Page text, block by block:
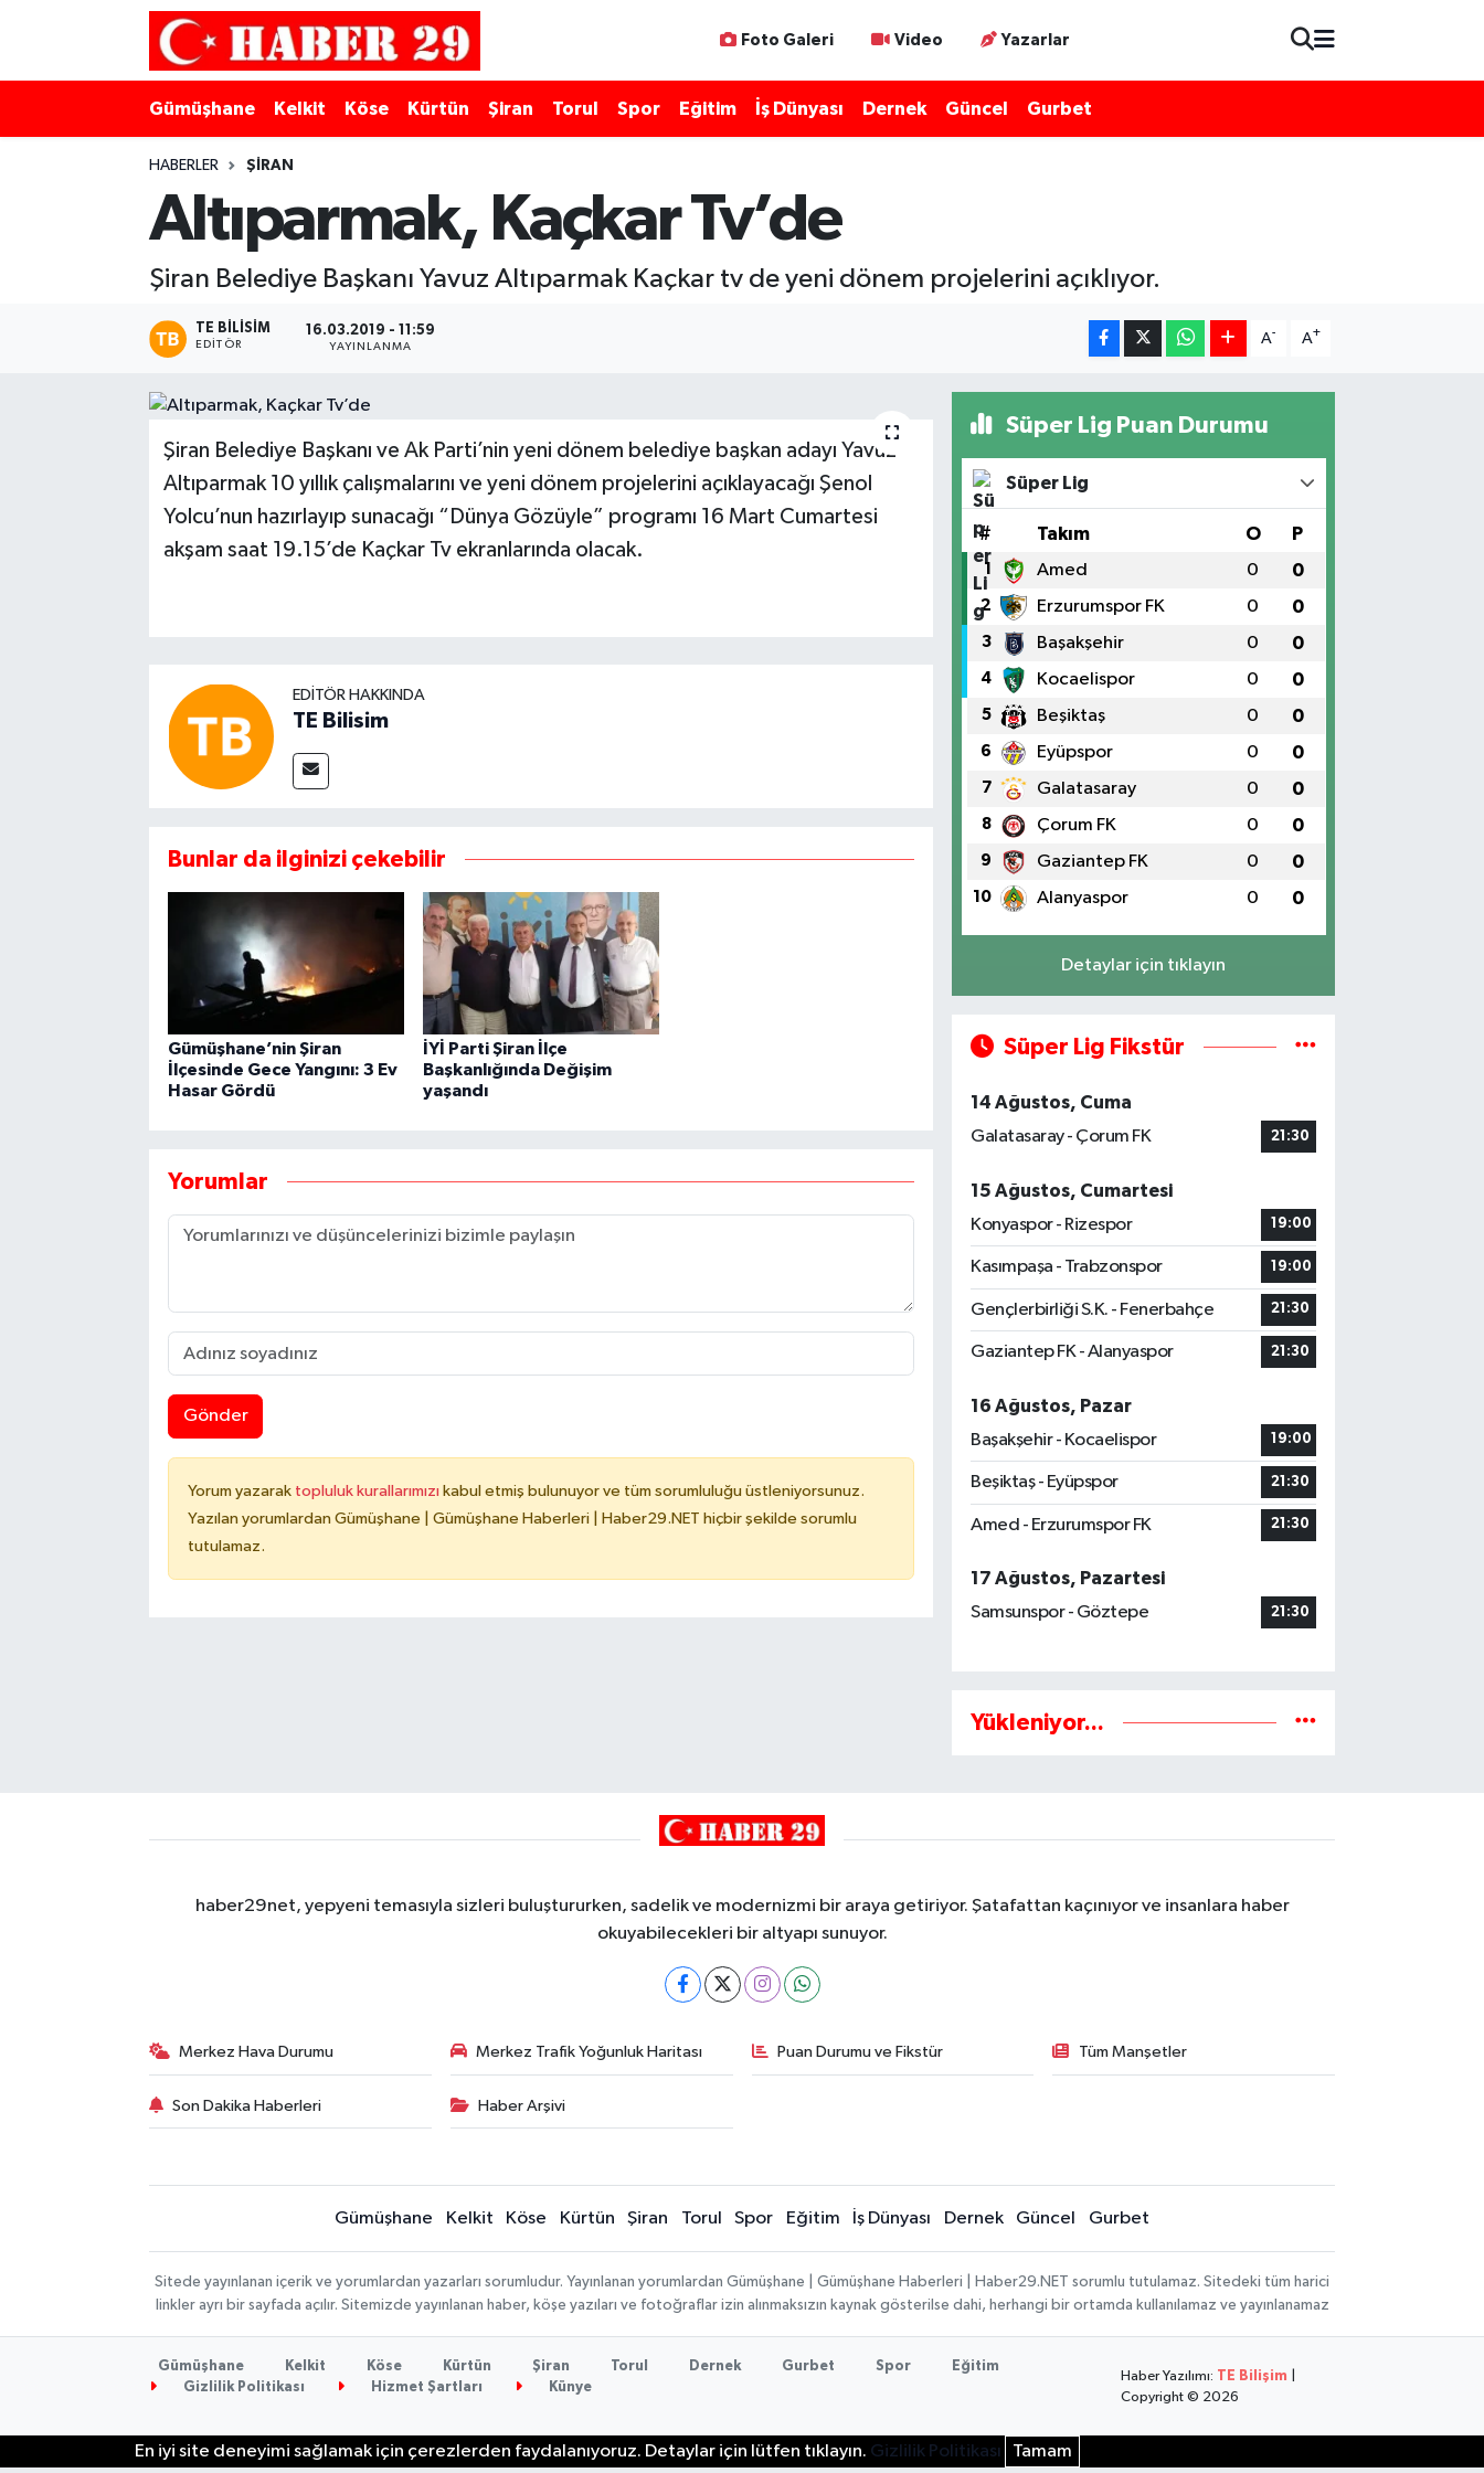
Foto Galeri Video Yazarlar
Gümüşhane Kelkit Köse Kürtün Şiran Torul Spor Eğitim İş Dünyası Dernek Güncel Gurbet
HABERLER ŞIRAN
Altıparmak, Kaçkar Tv’de
Şiran Belediye Başkanı Yavuz Altıparmak Kaçkar tv de yeni dönem projelerini açıklıyor.
TE BILISIM
EDITÖR
16.03.2019 - 11:59
YAYINLANMA
A- A+
Şiran Belediye Başkanı ve Ak Parti’nin yeni dönem belediye başkan adayı Yavuz
Altıparmak 10 yıllık çalışmalarını ve yeni dönem projelerini açıklayacağı Şenol
Yolcu’nun hazırlayıp sunacağı “Dünya Gözüyle” programı 16 Mart Cumartesi
akşam saat 19.15’de Kaçkar Tv ekranlarında olacak.
EDITÖR HAKKINDA
TE Bilisim
Bunlar da ilginizi çekebilir
Gümüşhane’nin Şiran
İlçesinde Gece Yangını: 3 Ev
Hasar Gördü
İYİ Parti Şiran İlçe
Başkanlığında Değişim
yaşandı
Yorumlar
Gönder
Yorum yazarak topluluk kurallarımızı kabul etmiş bulunuyor ve tüm sorumluluğu üstleniyorsunuz.
Yazılan yorumlardan Gümüşhane | Gümüşhane Haberleri | Haber29.NET hiçbir şekilde sorumlu
tutulamaz.
Süper Lig Puan Durumu
Süper Lig
# Takım O P
1 Amed 0 0
2 Erzurumspor FK 0 0
3 Başakşehir 0 0
4 Kocaelispor 0 0
5 Beşiktaş 0 0
6 Eyüpspor 0 0
7 Galatasaray 0 0
8 Çorum FK 0 0
9 Gaziantep FK 0 0
10 Alanyaspor 0 0
Detaylar için tıklayın
Süper Lig Fikstür
14 Ağustos, Cuma
Galatasaray - Çorum FK
21:30
15 Ağustos, Cumartesi
Konyaspor - Rizespor
19:00
Kasımpaşa - Trabzonspor 19:00
Gençlerbirliği S.K. - Fenerbahçe 21:30
Gaziantep FK - Alanyaspor 21:30
16 Ağustos, Pazar
Başakşehir - Kocaelispor
19:00
Beşiktaş - Eyüpspor 21:30
Amed - Erzurumspor FK 21:30
17 Ağustos, Pazartesi
Samsunspor - Göztepe
21:30
Yükleniyor...
haber29net, yepyeni temasıyla sizleri buluştururken, sadelik ve modernizmi bir araya getiriyor. Şatafattan kaçınıyor ve insanlara haber
okuyabilecekleri bir altyapı sunuyor.
Merkez Hava Durumu Merkez Trafik Yoğunluk Haritası Puan Durumu ve Fikstür Tüm Manşetler
Son Dakika Haberleri Haber Arşivi
Gümüşhane Kelkit Köse Kürtün Şiran Torul Spor Eğitim İş Dünyası Dernek Güncel Gurbet
Sitede yayınlanan içerik ve yorumlardan yazarları sorumludur. Yayınlanan yorumlardan Gümüşhane | Gümüşhane Haberleri | Haber29.NET sorumlu tutulamaz. Sitedeki tüm harici
linkler ayrı bir sayfada açılır. Sitemizde yayınlanan haber, köşe yazıları ve fotoğraflar izin alınmaksızın kaynak gösterilse dahi, herhangi bir ortamda kullanılamaz ve yayınlanamaz
Gümüşhane Kelkit Köse Kürtün Şiran Torul Dernek Gurbet Spor
Eğitim
Gizlilik Politikası
Hizmet Şartları Künye
Haber Yazılımı: TE Bilişim
Copyright © 2026
En iyi site deneyimi sağlamak için çerezlerden faydalanıyoruz. Detaylar için lütfen tıklayın. Gizlilik Politikası Tamam
Merkez Hava Durumu
Merkez Trafik Yoğunluk Haritası
Süper Lig Puan Durumu ve Fikstür